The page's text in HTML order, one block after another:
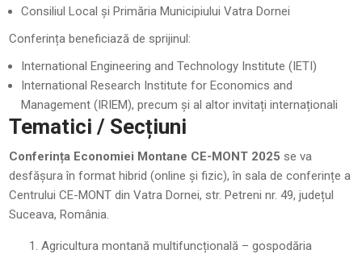
Consiliul Local și Primăria Municipiului Vatra Dornei
Conferința beneficiază de sprijinul:
International Engineering and Technology Institute (IETI)
International Research Institute for Economics and
Management (IRIEM), precum și al altor invitați internaționali
Tematici / Secțiuni
Conferința Economiei Montane CE-MONT 2025 se va
desfășura în format hibrid (online și fizic), în sala de conferințe a
Centrului CE-MONT din Vatra Dornei, str. Petreni nr. 49, județul
Suceava, România.
Agricultura montană multifuncțională – gospodăria